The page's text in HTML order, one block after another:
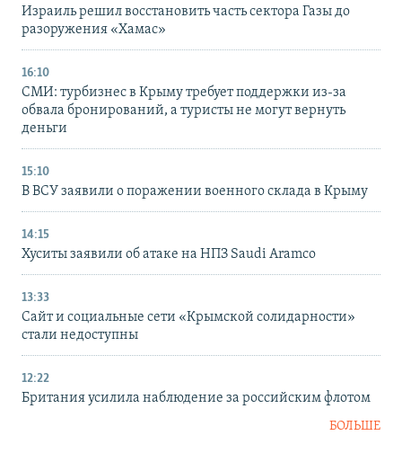
Израиль решил восстановить часть сектора Газы до
разоружения «Хамас»
16:10
СМИ: турбизнес в Крыму требует поддержки из-за
обвала бронирований, а туристы не могут вернуть
деньги
15:10
В ВСУ заявили о поражении военного склада в Крыму
14:15
Хуситы заявили об атаке на НПЗ Saudi Aramco
13:33
Сайт и социальные сети «Крымской солидарности»
стали недоступны
12:22
Британия усилила наблюдение за российским флотом
БОЛЬШЕ